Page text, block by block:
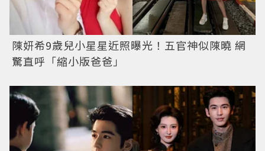
陳妍希9歲兒小星星近照曝光！五官神似陳曉 網
驚直呼「縮小版爸爸」